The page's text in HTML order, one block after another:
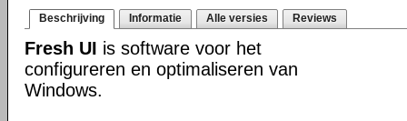
Beschrijving Informatie Alle versies Reviews
Fresh UI is software voor het
configureren en optimaliseren van
Windows.